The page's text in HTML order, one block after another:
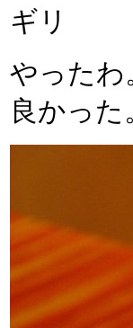
ギリ
やったわ
良かった